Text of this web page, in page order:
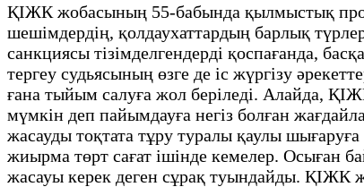
ҚІЖК жобасының 55-бабында қылмыстық
шешімдердің, қолдаухаттардың барлық
санкциясы тізімделгендерді қоспағанда,
тергеу судьясының өзге де іс жүргізу
ғана тыйым салуға жол беріледі. Алайда,
мүмкін деп пайымдауға негіз болған
жасауды тоқтата тұру туралы қаулы
жиырма төрт сағат ішінде кемелер. Осыған
жасауы керек деген сұрақ туындайды. ҚІЖК